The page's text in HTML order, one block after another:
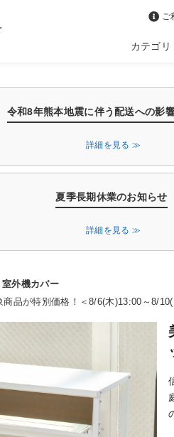
ご
カテゴリ
令和8年熊本地震に伴う配送への影
詳細を見る ≫
夏季長期休業のお知らせ
詳細を見る ≫
室外機カバー
商品が特別価格！＜8/6(木)13:00～8/